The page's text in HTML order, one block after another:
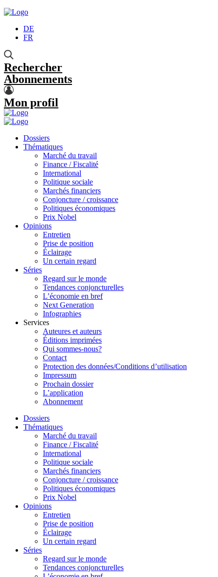
DE
FR
Rechercher
Abonnements
Mon profil
Dossiers
Thématiques
Marché du travail
Finance / Fiscalité
International
Politique sociale
Marchés financiers
Conjoncture / croissance
Politiques économiques
Prix Nobel
Opinions
Entretien
Prise de position
Éclairage
Un certain regard
Séries
Regard sur le monde
Tendances conjoncturelles
L’économie en bref
Next Generation
Infographies
Services
Auteures et auteurs
Éditions imprimées
Qui sommes-nous?
Contact
Protection des données/Conditions d’utilisation
Impressum
Prochain dossier
L’application
Abonnement
Dossiers
Thématiques
Marché du travail
Finance / Fiscalité
International
Politique sociale
Marchés financiers
Conjoncture / croissance
Politiques économiques
Prix Nobel
Opinions
Entretien
Prise de position
Éclairage
Un certain regard
Séries
Regard sur le monde
Tendances conjoncturelles